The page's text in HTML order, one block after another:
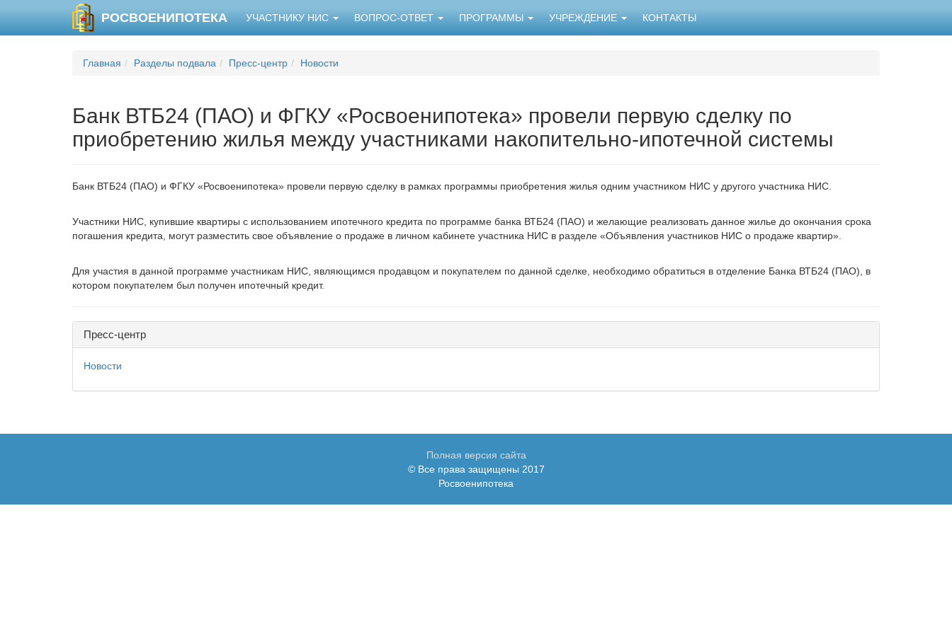
РОСВОЕНИПОТЕКА УЧАСТНИКУ НИС ВОПРОС-ОТВЕТ ПРОГРАММЫ УЧРЕЖДЕНИЕ КОНТАКТЫ
Главная Разделы подвала Пресс-центр Новости
Банк ВТБ24 (ПАО) и ФГКУ «Росвоенипотека» провели первую сделку по
приобретению жилья между участниками накопительно-ипотечной системы
Банк ВТБ24 (ПАО) и ФГКУ «Росвоенипотека» провели первую сделку в рамках программы приобретения жилья одним участником НИС у другого участника НИС.
Участники НИС, купившие квартиры с использованием ипотечного кредита по программе банка ВТБ24 (ПАО) и желающие реализовать данное жилье до окончания срока
погашения кредита, могут разместить свое объявление о продаже в личном кабинете участника НИС в разделе «Объявления участников НИС о продаже квартир».
Для участия в данной программе участникам НИС, являющимся продавцом и покупателем по данной сделке, необходимо обратиться в отделение Банка ВТБ24 (ПАО), в
котором покупателем был получен ипотечный кредит.
Пресс-центр
Новости
Полная версия сайта
© Все права защищены 2017
Росвоенипотека